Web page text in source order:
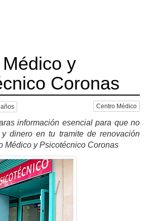
y
Coronas
Centro Médico
información esencial para que no
dinero en tu tramite de renovación
Médico y Psicotécnico Coronas